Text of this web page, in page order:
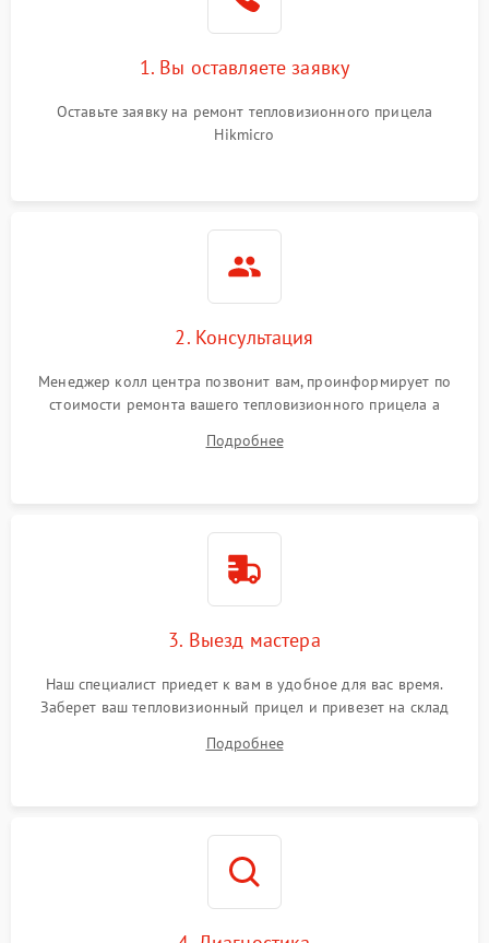
1. Вы оставляете заявку
Оставьте заявку на ремонт тепловизионного прицела
Hikmicro
2. Консультация
Менеджер колл центра позвонит вам, проинформирует по
стоимости ремонта вашего тепловизионного прицела а
Подробнее
3. Выезд мастера
Наш специалист приедет к вам в удобное для вас время.
Заберет ваш тепловизионный прицел и привезет на склад
Подробнее